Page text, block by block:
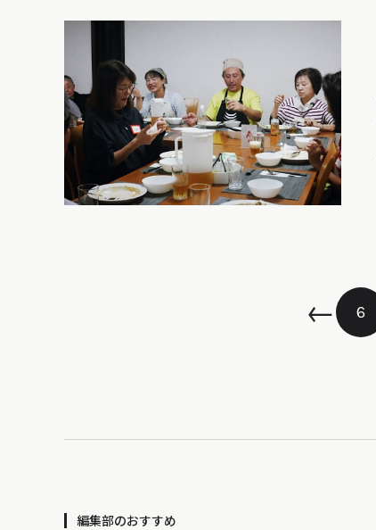
← 6
編集部のおすすめ